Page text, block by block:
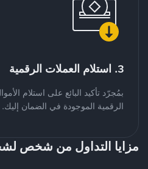
3. استلام العملات الرقمية
بمُجرّد تأكيد البائع على استلام
الرقمية الموجودة في الضمان إليك.
مزايا التداول من شخص